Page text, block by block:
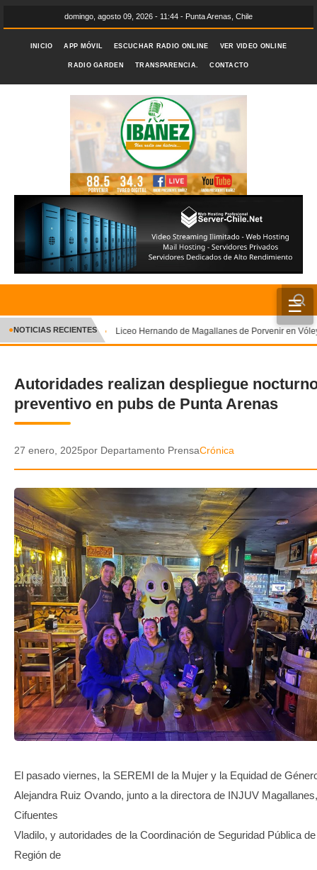
domingo, agosto 09, 2026 - 11:44 - Punta Arenas, Chile
INICIO APP MÓVIL ESCUCHAR RADIO ONLINE VER VIDEO ONLINE
RADIO GARDEN TRANSPARENCIA. CONTACTO
☰
INICIO
CRÓNICA
DEPORTES
ENTRETENIMIENTO Y CULTURA
POLICIAL
AUDIOS
VIDEOS
GALERIA DE FOTOS
APP MÓVIL
TRANSPARENCIA
✕
●NOTICIAS RECIENTES Liceo Hernando de Magallanes de Porvenir en
Autoridades realizan despliegue
preventivo en pubs de Punta Arenas
27 enero, 2025por Departamento PrensaCrónica
El pasado viernes, la SEREMI de la Mujer y la Equidad de
Alejandra Ruiz Ovando, junto a la directora de INJUV
Cifuentes
Vladilo, y autoridades de la Coordinación de Seguridad Pública
Región de